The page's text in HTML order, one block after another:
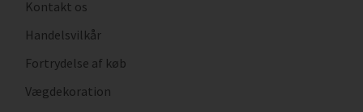
Kontakt os
Handelsvilkår
Fortrydelse af køb
Vægdekoration